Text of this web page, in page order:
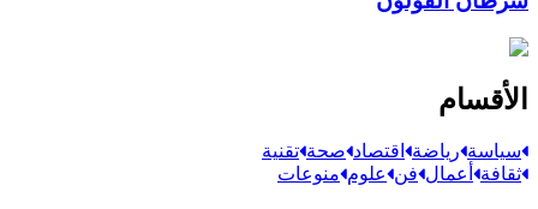
الأقسام
سياسة رياضة اقتصاد صحة تقنية
ثقافة أعمال فن علوم منوعات